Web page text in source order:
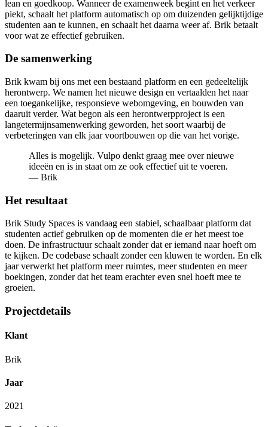
lean en goedkoop. Wanneer de examenweek begint en het verkeer
piekt, schaalt het platform automatisch op om duizenden gelijktijdige
studenten aan te kunnen, en schaalt het daarna weer af. Brik betaalt
voor wat ze effectief gebruiken.
De samenwerking
Brik kwam bij ons met een bestaand platform en een gedeeltelijk
herontwerp. We namen het nieuwe design en vertaalden het naar
een toegankelijke, responsieve webomgeving, en bouwden van
daaruit verder. Wat begon als een herontwerpproject is een
langetermijnsamenwerking geworden, het soort waarbij de
verbeteringen van elk jaar voortbouwen op die van het vorige.
Alles is mogelijk. Vulpo denkt graag mee over nieuwe
ideeën en is in staat om ze ook effectief uit te voeren.
— Brik
Het resultaat
Brik Study Spaces is vandaag een stabiel, schaalbaar platform dat
studenten actief gebruiken op de momenten die er het meest toe
doen. De infrastructuur schaalt zonder dat er iemand naar hoeft om
te kijken. De codebase schaalt zonder een kluwen te worden. En elk
jaar verwerkt het platform meer ruimtes, meer studenten en meer
boekingen, zonder dat het team erachter even snel hoeft mee te
groeien.
Projectdetails
Klant
Brik
Jaar
2021